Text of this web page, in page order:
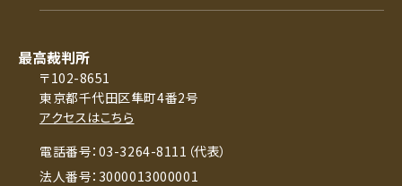
最高裁判所
〒102-8651
東京都千代田区隼町4番2号
アクセスはこちら
電話番号：03-3264-8111（代表）
法人番号：3000013000001